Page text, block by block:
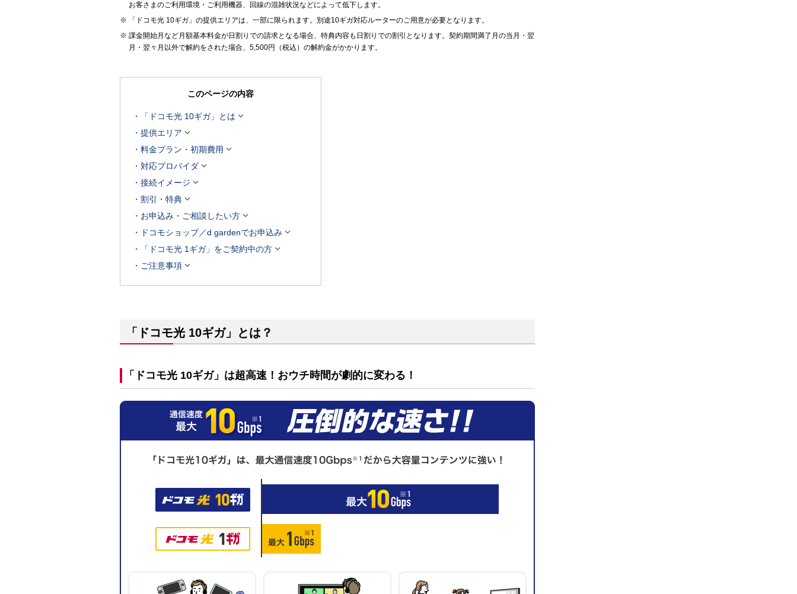
お客さまのご利用環境・ご利用機器、回線の混雑状況などによって低下します。
「ドコモ光 10ギガ」の提供エリアは、一部に限られます。別途10ギガ対応ルーターのご用意が必要となります。
課金開始月など月額基本料金が日割りでの請求となる場合、特典内容も日割りでの割引となります。契約期間満了月の当月・翌
月・翌々月以外で解約をされた場合、5,500円（税込）の解約金がかかります。
このページの内容
「ドコモ光 10ギガ」とは 
提供エリア 
料金プラン・初期費用 
対応プロバイダ
接続イメージ 
割引・特典
お申込み・ご相談したい方
ドコモショップ／d gardenでお申込み
「ドコモ光 1ギガ」をご契約中の方
ご注意事項
「ドコモ光 10ギガ」とは？
「ドコモ光 10ギガ」は超高速！おウチ時間が劇的に変わる！